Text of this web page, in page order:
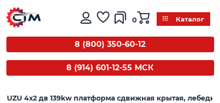
0 Каталог
8 (800) 350-60-12
8 (914) 601-12-55 МСК
4x2 дв 139kw платформа сдвижная крытая, лебедка